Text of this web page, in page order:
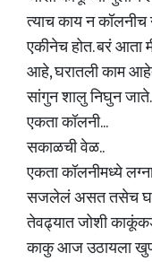
त्याच काय न
एकीनेच होत. बरं आता
आहे, घरातली काम
सांगुन शालु निघुन जाते.
एकता कॉलनी...
सकाळची वेळ..
एकता कॉलनीमध्ये
सजलेलं असत तसेच
तेवढ्यात जोशी
काकु आज उठायला खुप